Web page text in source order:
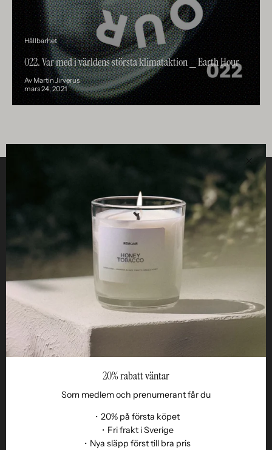
20% rabatt väntar
Som medlem och prenumerant får du
・20% på första köpet
・Fri frakt i Sverige
・Nya släpp först till bra pris
Hållbarhet
022. Var med i världens största klimataktion ⎯ Earth Hour
Av Martin Jirverus
mars 24, 2021
ETHOS